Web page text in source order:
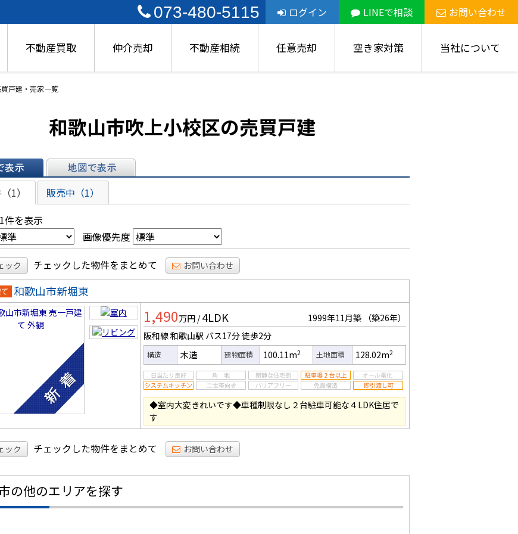
073-480-5115 ログイン LINEで相談 お問い合わせ
不動産買取 仲介売却 不動産相続 任意売却 空き家対策 当社について
戸建・売家一覧
和歌山市吹上小校区の売買戸建
地図で表示
1） 販売中（1）
件を表示
画像優先度
ック チェックした物件をまとめて お問い合わせ
和歌山市新堀東
1,490万円 / 4LDK 1999年11月築
（築26年）
阪和線 和歌山駅 バス17分徒歩2分
構造 木造 建物面積 100.11m2 土地面積 128.02m2
◆室内大変きれいです◆車種制限なし２台駐車可能な４LDK住居で
す
ック チェックした物件をまとめて お問い合わせ
の他のエリアを探す